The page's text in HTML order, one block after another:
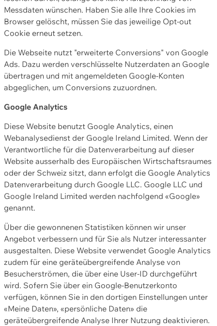
Messdaten wünschen. Haben Sie alle Ihre Cookies im
Browser gelöscht, müssen Sie das jeweilige Opt-out
Cookie erneut setzen.
Die Webseite nutzt "erweiterte Conversions" von Google
Ads. Dazu werden verschlüsselte Nutzerdaten an Google
übertragen und mit angemeldeten Google-Konten
abgeglichen, um Conversions zuzuordnen.
Google Analytics
Diese Website benutzt Google Analytics, einen
Webanalysedienst der Google Ireland Limited. Wenn der
Verantwortliche für die Datenverarbeitung auf dieser
Website ausserhalb des Europäischen Wirtschaftsraumes
oder der Schweiz sitzt, dann erfolgt die Google Analytics
Datenverarbeitung durch Google LLC. Google LLC und
Google Ireland Limited werden nachfolgend «Google»
genannt.
Über die gewonnenen Statistiken können wir unser
Angebot verbessern und für Sie als Nutzer interessanter
ausgestalten. Diese Website verwendet Google Analytics
zudem für eine geräteübergreifende Analyse von
Besucherströmen, die über eine User-ID durchgeführt
wird. Sofern Sie über ein Google-Benutzerkonto
verfügen, können Sie in den dortigen Einstellungen unter
«Meine Daten», «persönliche Daten» die
geräteübergreifende Analyse Ihrer Nutzung deaktivieren.